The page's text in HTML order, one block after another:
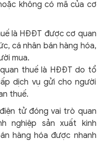
không có mã của cơ
là HĐĐT được cơ quan
cá nhân bán hàng hóa,
mua.
thuế là HĐĐT do tổ
dịch vụ gửi cho người
thuế.
tử đóng vai trò quan
nghiệp sản xuất kinh
hàng hóa được nhanh